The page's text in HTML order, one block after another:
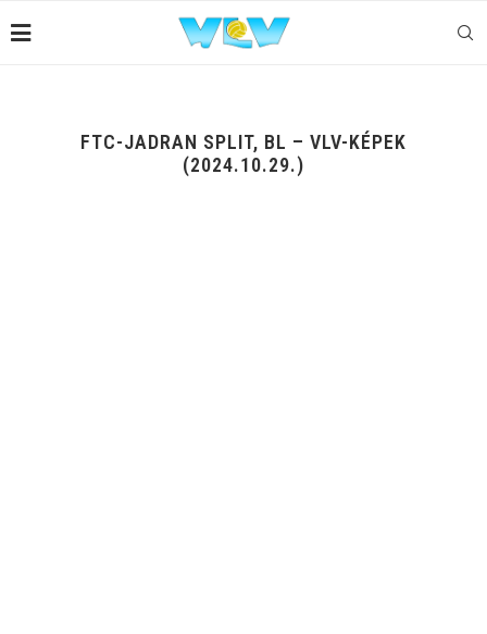
FTC-JADRAN SPLIT, BL – VLV-KÉPEK
(2024.10.29.)